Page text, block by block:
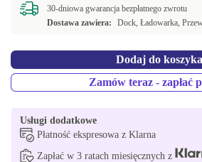
30-dniowa gwarancja bezpłatnego zwrotu
Dostawa zawiera:
Dock, Ładowarka,
Dodaj do koszyka
Zamów teraz - zapłać
Usługi dodatkowe
Płatność ekspresowa z Klarna
Zapłać w 3 ratach miesięcznych z